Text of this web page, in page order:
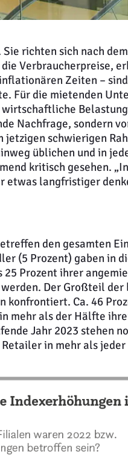
richten sich nach
Verbraucherpreise,
Zeiten –
Für die mietenden
Nachfrage, sondern
jetzigen schwierigen
üblichen und in
kritisch gesehen.
langfristiger
den gesamten
(5 Prozent) gaben in
25 Prozent ihrer
Der Großteil
konfrontiert. Ca. 46
mehr als der Hälfte
Jahr 2023 stehen
in mehr als